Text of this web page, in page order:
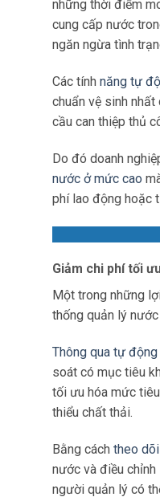
những thời điểm
cung cấp nước
ngăn ngừa tình
Các tính năng tự
chuẩn vệ sinh
cầu can thiệp thủ
Do đó doanh
nước ở mức cao
phí lao động hoặc
Giảm chi phí tối
Một trong những
thống quản lý
Thông qua tự
soát có mục tiêu
tối ưu hóa mức
thiểu chất thải.
Bằng cách theo dõi
nước và điều
người quản lý có